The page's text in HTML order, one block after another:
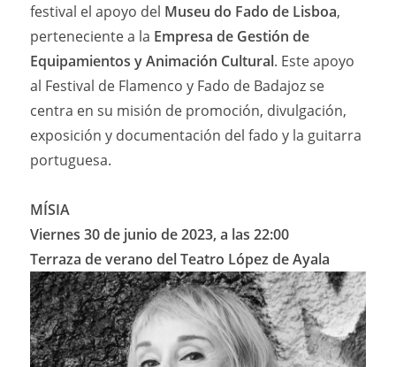
festival el apoyo del Museu do Fado de Lisboa,
perteneciente a la Empresa de Gestión de
Equipamientos y Animación Cultural. Este apoyo
al Festival de Flamenco y Fado de Badajoz se
centra en su misión de promoción, divulgación,
exposición y documentación del fado y la guitarra
portuguesa.
MÍSIA
Viernes 30 de junio de 2023, a las 22:00
Terraza de verano del Teatro López de Ayala